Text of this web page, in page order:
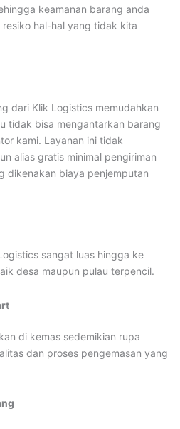
keamanan barang anda
hal-hal yang tidak kita
dari Klik Logistics memudahkan
tidak bisa mengantarkan barang
kami. Layanan ini tidak
alias gratis minimal pengiriman
dikenakan biaya penjemputan
sangat luas hingga ke
desa maupun pulau terpencil.
di kemas sedemikian rupa
dan proses pengemasan yang